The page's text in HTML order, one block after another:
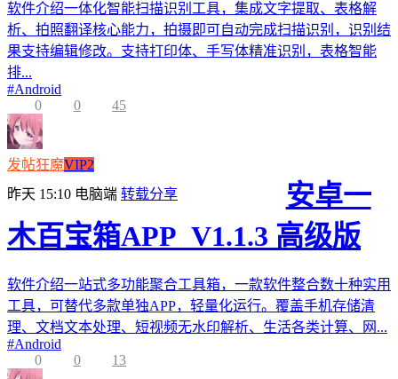
软件介绍一体化智能扫描识别工具，集成文字提取、表格解
析、拍照翻译核心能力，拍摄即可自动完成扫描识别，识别结
果支持编辑修改。支持打印体、手写体精准识别，表格智能
排...
#Android
0
0 45
发帖狂魔VIP2
昨天 15:10 电脑端 转载分享
安卓一
木百宝箱APP_V1.1.3 高级版
软件介绍一站式多功能聚合工具箱，一款软件整合数十种实用
工具，可替代多款单独APP，轻量化运行。覆盖手机存储清
理、文档文本处理、短视频无水印解析、生活各类计算、网...
#Android
0
0 13